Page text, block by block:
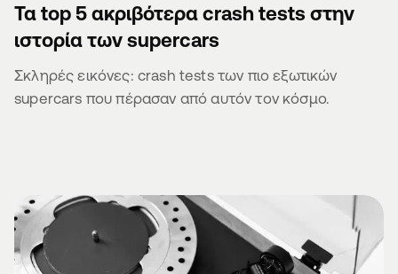
Τα top 5 ακριβότερα crash tests στην
ιστορία των supercars
Σκληρές εικόνες: crash tests των πιο εξωτικών
supercars που πέρασαν από αυτόν τον κόσμο.